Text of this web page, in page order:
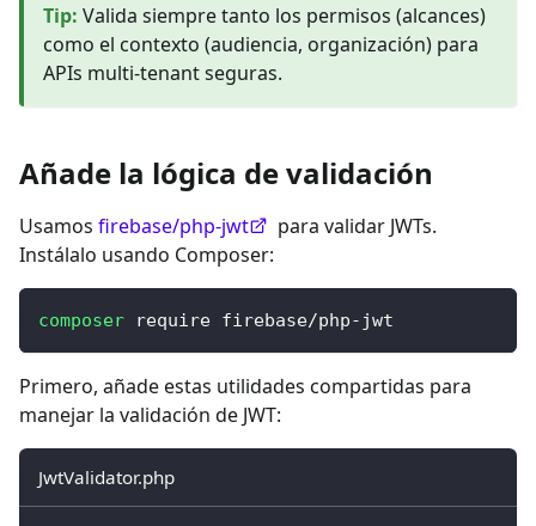
Tip: Valida siempre tanto los permisos (alcances)
como el contexto (audiencia, organización) para
APIs multi-tenant seguras.
Añade la lógica de validación
Usamos firebase/php-jwt
para validar JWTs.
Instálalo usando Composer:
composer require firebase/php-jwt
Primero, añade estas utilidades compartidas para
manejar la validación de JWT:
JwtValidator.php